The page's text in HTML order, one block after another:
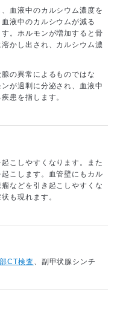
血液中のカルシウム濃度を
液中のカルシウムが減る
。ホルモンが増加すると骨
かし出され、カルシウム濃
の異常によるものではな
が過剰に分泌され、血液中
患を指します。
こしやすくなります。また
こします。血管壁にもカル
などを引き起こしやすくな
も現れます。
CT検査 、副甲状腺シンチ